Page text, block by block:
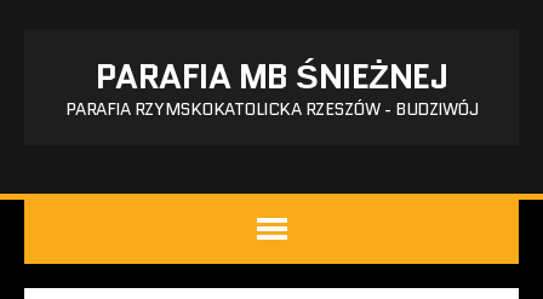
PARAFIA MB ŚNIEŻNEJ
PARAFIA RZYMSKOKATOLICKA RZESZÓW - BUDZIWÓJ